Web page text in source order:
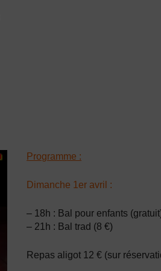
Programme :
Dimanche 1er avril :
– 18h : Bal pour enfants
– 21h : Bal trad (8 €)
Repas aligot 12 € (sur